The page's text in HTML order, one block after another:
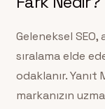
Geleneksel
sıralama elde
odaklanır.
markanızın